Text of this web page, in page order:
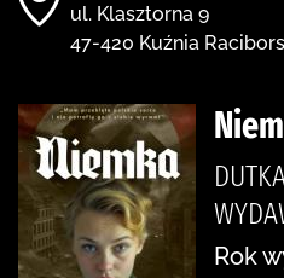
ul. Klasztorna 9
47-420 Kuźnia
Rok